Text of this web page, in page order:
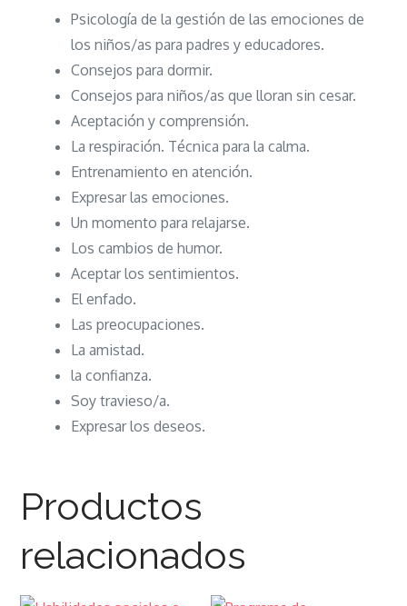
Psicología de la gestión de las emociones de
los niños/as para padres y educadores.
Consejos para dormir.
Consejos para niños/as que lloran sin cesar.
Aceptación y comprensión.
La respiración. Técnica para la calma.
Entrenamiento en atención.
Expresar las emociones.
Un momento para relajarse.
Los cambios de humor.
Aceptar los sentimientos.
El enfado.
Las preocupaciones.
La amistad.
la confianza.
Soy travieso/a.
Expresar los deseos.
Productos
relacionados